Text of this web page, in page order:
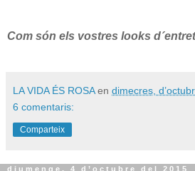
Com són els vostres looks
LA VIDA ÉS ROSA en dimecres,
6 comentaris:
Comparteix
diumenge, 4 d’octubre del 2015